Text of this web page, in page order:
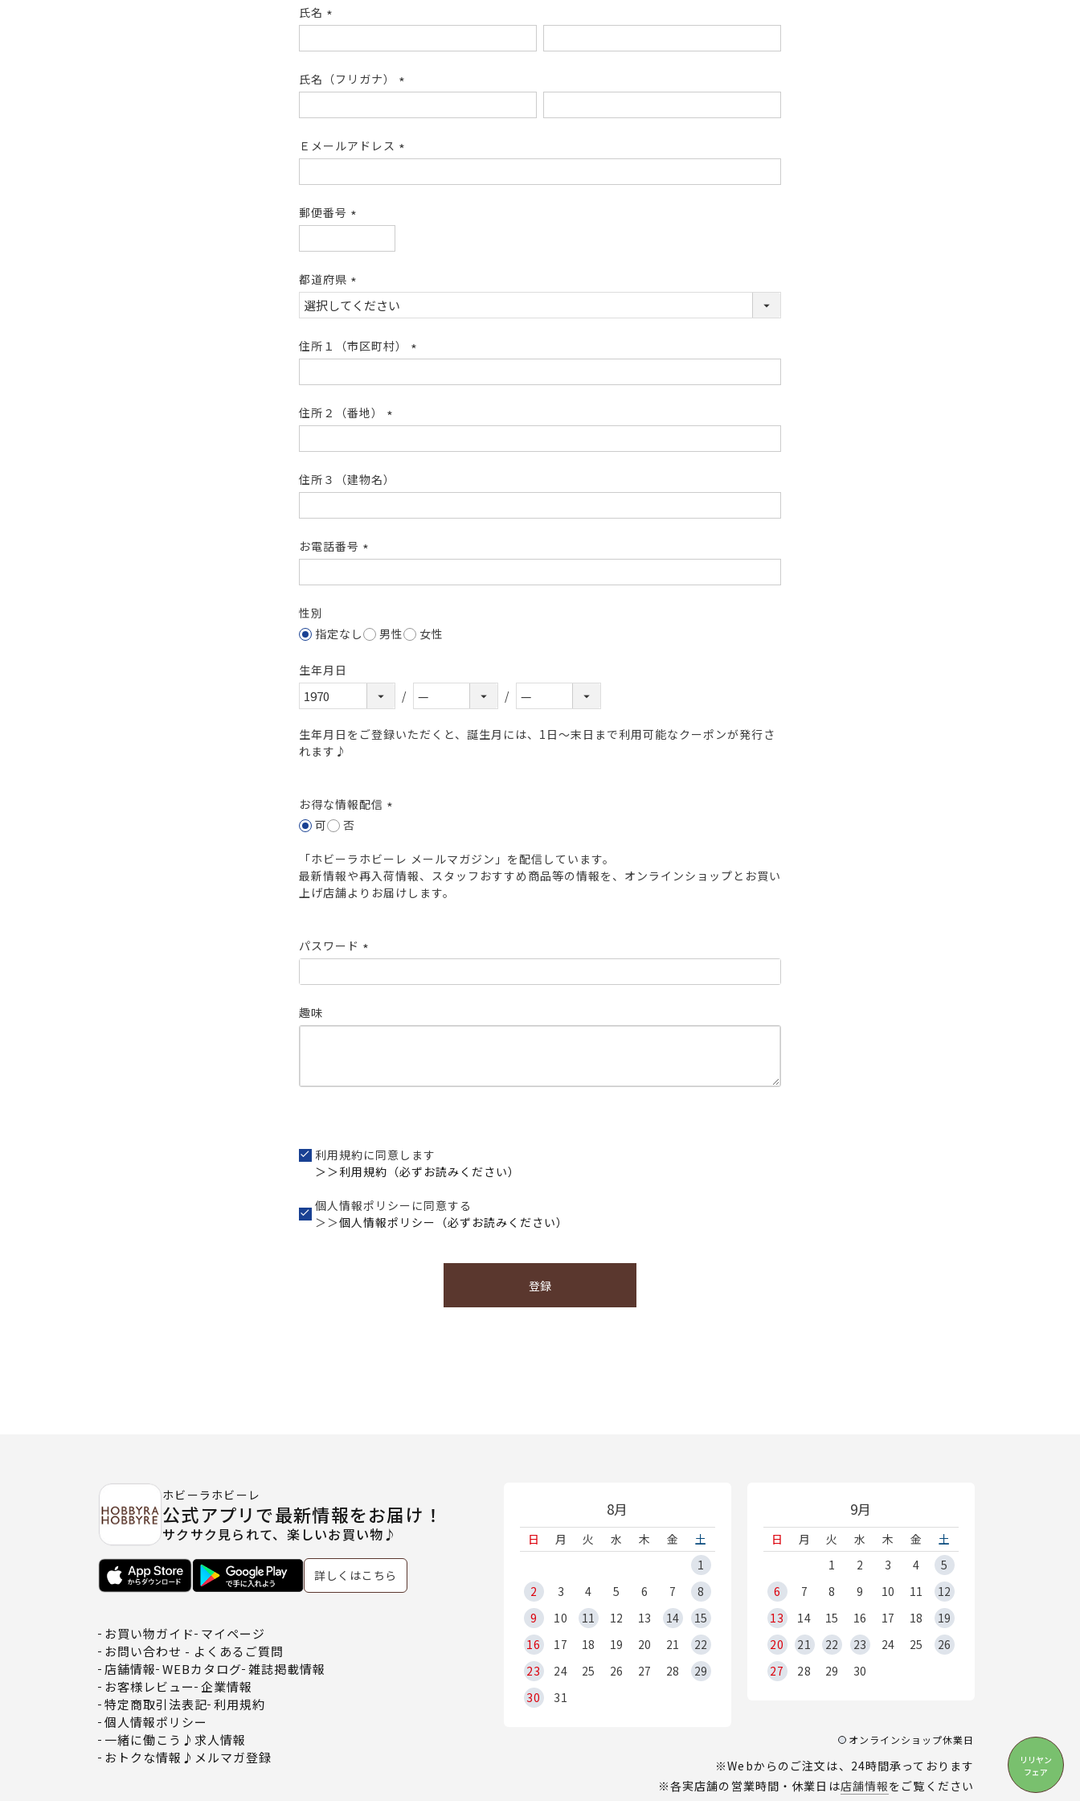
リリヤン
フェア
氏名
須)
氏名（フリガナ）
須)
Ｅメールアドレス
須)
郵便番号
須)
都道府県
(必
須)
住所１（市区町村）
須)
住所２（番地）
須)
住所３（建物名）
お電話番号
須)
性別
指定なし
男性 女性
生年月日
生年月日をご登録いただくと、誕生月には、1日～末日まで利用可能なクーポンが発行さ
れます♪
お得な情報配信
可 否
「ホビーラホビーレ メールマガジン」を配信しています。
最新情報や再入荷情報、スタッフおすすめ商品等の情報を、オンラインショップとお買い
上げ店舗よりお届けします。
パスワード
須)
趣味
利用規約に同意します
＞＞利用規約（必ずお読みください）
個人情報ポリシーに同意する
＞＞個人情報ポリシー（必ずお読みください）
登録
8月
日 月 火 水 木 金
土
1
2
3 4 5 6 7
8
9
10 11 12 13 14
15
16
17 18 19 20 21
22
23
24 25 26 27 28
29
30
31
9月
日 月 火 水 木 金
土
1
2 3 4
5
6
7 8 9 10 11
12
13
14 15 16 17 18
19
20
21 22 23 24 25
26
27
28 29 30
オンラインショップ休業日
※Webからのご注文は、24時間承っております
※各実店舗の営業時間・休業日は店舗情報をご覧ください
ホビーラホビーレ
公式アプリで最新情報をお届け！
サクサク見られて、楽しいお買い物♪
詳しくはこちら
お買い物ガイド マイページ
お問い合わせ - よくあるご質問
店舗情報 WEBカタログ 雑誌掲載情報
お客様レビュー 企業情報
特定商取引法表記 利用規約
個人情報ポリシー
一緒に働こう♪求人情報
おトクな情報♪メルマガ登録